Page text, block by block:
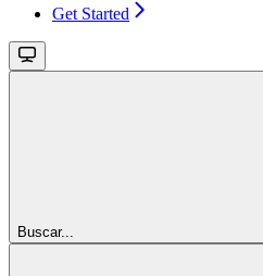
Get Started
Buscar...